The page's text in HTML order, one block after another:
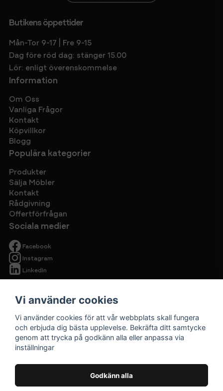
Butikens öppettider
Mån-Tor 9-17 | Fre 9-15
Dag före röd dag: stänger 15.00
Lör: enligt överenskommelse
Information
Om Oss
Vanliga Frågor
Kontakt
Köpvillkor
Blogg
Populära kategorier
Produkter
Sälja Möbler
Kontakt
Rådgivning
Offertförfrågan
Sociala medier
Facebook
Instagram
LinkedIn
Begagnade
Cirkulärt ska
vara prisvärt.
Vi använder cookies
Vi använder cookies för att vår webbplats skall fungera
och erbjuda dig bästa upplevelse. Bekräfta ditt samtycke
genom att trycka på godkänn alla eller anpassa via
inställningar
Godkänn alla